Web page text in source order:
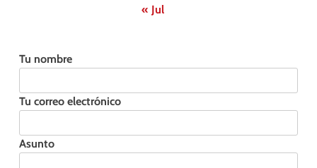
« Jul
Tu nombre
Tu correo electrónico
Asunto